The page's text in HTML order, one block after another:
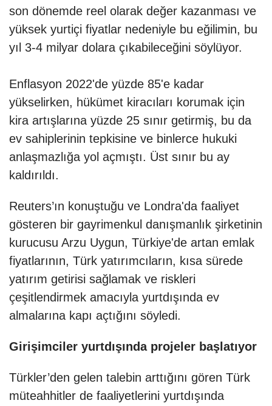
son dönemde reel olarak değer kazanması ve
yüksek yurtiçi fiyatlar nedeniyle bu eğilimin, bu
yıl 3-4 milyar dolara çıkabileceğini söylüyor.
Enflasyon 2022'de yüzde 85'e kadar
yükselirken, hükümet kiracıları korumak için
kira artışlarına yüzde 25 sınır getirmiş, bu da
ev sahiplerinin tepkisine ve binlerce hukuki
anlaşmazlığa yol açmıştı. Üst sınır bu ay
kaldırıldı.
Reuters’ın konuştuğu ve Londra'da faaliyet
gösteren bir gayrimenkul danışmanlık şirketinin
kurucusu Arzu Uygun, Türkiye'de artan emlak
fiyatlarının, Türk yatırımcıların, kısa sürede
yatırım getirisi sağlamak ve riskleri
çeşitlendirmek amacıyla yurtdışında ev
almalarına kapı açtığını söyledi.
Girişimciler yurtdışında projeler başlatıyor
Türkler’den gelen talebin arttığını gören Türk
müteahhitler de faaliyetlerini yurtdışında